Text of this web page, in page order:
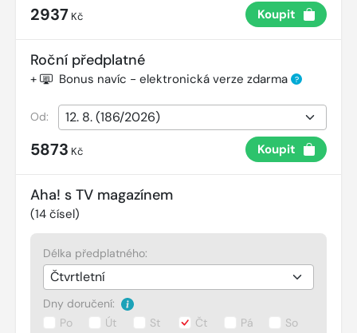
2937 Kč Koupit
Roční předplatné
+ Bonus navíc - elektronická verze zdarma ?
Od:
5873 Kč Koupit
Aha! s TV magazínem
(14 čísel)
Délka předplatného:
Dny doručení:
Po
Út St Čt Pá So